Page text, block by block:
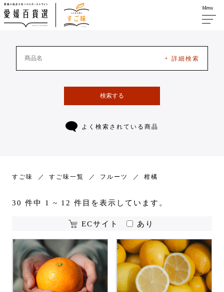
Menu
+ 詳細検索
検索する
よく検索されている商品
すご味 すご味一覧 フルーツ 柑橘
30 件中 1 ~ 12 件目を表示しています。
ECサイト あり